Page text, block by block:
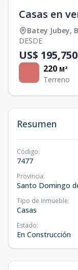
Casas en
Batey Jubey,
DESDE
US$ 195,750
220 M²
Terreno
Resumen
Código:
7477
Provincia:
Santo Domingo
Tipo de inmueble:
Casas
Estado:
En Construcción